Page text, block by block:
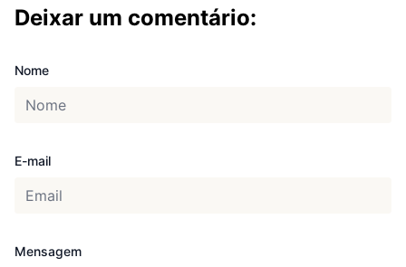
Deixar um comentário:
Nome
E-mail
Mensagem